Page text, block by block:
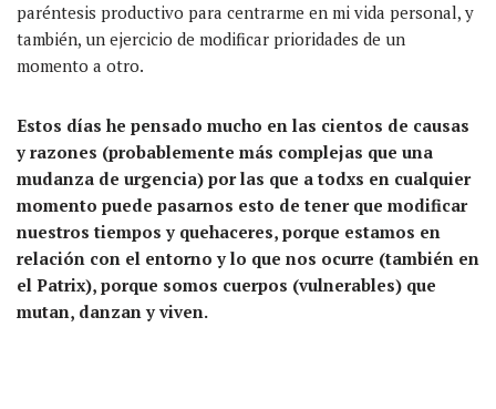
paréntesis productivo para centrarme en mi vida personal, y
también, un ejercicio de modificar prioridades de un
momento a otro.
Estos días he pensado mucho en las cientos de causas
y razones (probablemente más complejas que una
mudanza de urgencia) por las que a todxs en cualquier
momento puede pasarnos esto de tener que modificar
nuestros tiempos y quehaceres, porque estamos en
relación con el entorno y lo que nos ocurre (también en
el Patrix), porque somos cuerpos (vulnerables) que
mutan, danzan y viven.